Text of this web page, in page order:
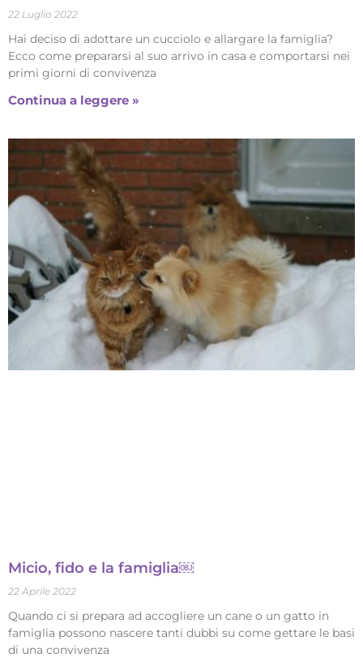
22 Luglio 2022
Hai deciso di adottare un cucciolo e allargare la famiglia?
Ecco come prepararsi al suo arrivo in casa e comportarsi nei
primi giorni di convivenza
Continua a leggere »
Micio, fido e la famiglia￼
22 Aprile 2022
Quando ci si prepara ad accogliere un cane o un gatto in
famiglia possono nascere tanti dubbi su come gettare le basi
di una convivenza